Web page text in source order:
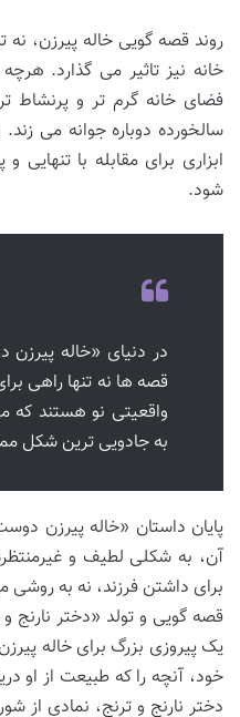
روند قصه گویی خاله پیرزن، نه
خانه نیز تاثیر می گذارد.
فضای خانه گرم تر و پرنشاط
سالخورده دوباره جوانه می
ابزاری برای مقابله با
شود.
در دنیای «خاله
قصه ها نه تنها راهی
واقعیتی نو هستند که
به جادویی ترین شکل
پایان داستان «خاله پیرزن
آن، به شکلی لطیف و
برای داشتن فرزند، نه به
قصه گویی و تولد «دختر
یک پیروزی بزرگ برای خاله
خود، آنچه را که طبیعت از او
دختر نارنج و ترنج، نمادی از